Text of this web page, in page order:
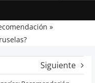
Siguiente